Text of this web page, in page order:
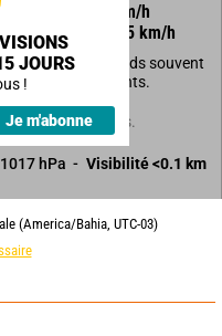
km/h
Rafales à
5 km/h
Attention! Brouillards souvent
denses et persistants.
Sans précipitations.
1017 hPa Visibilité <0.1 km
JOURS
!
Je m'abonne
(America/Bahia, UTC-03)